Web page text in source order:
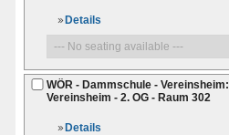
Details
WÖR - Dammschule - Vereinsheim:
Vereinsheim - 2. OG - Raum 302
Details